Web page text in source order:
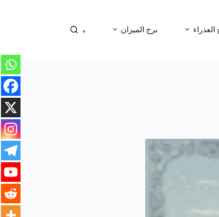
العذراء برج الميزان برج العقرب